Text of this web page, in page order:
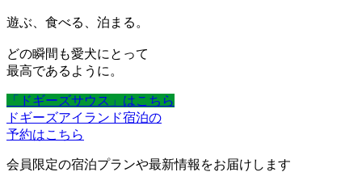
遊ぶ、食べる、泊まる。
どの瞬間も愛犬にとって
最高であるように。
「ドギーズサウス」はこちら
ドギーズアイランド宿泊の
予約はこちら
会員限定の宿泊プランや最新情報をお届けします